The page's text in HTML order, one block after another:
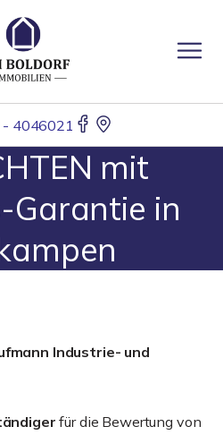
4046021
mit
Garantie in
Industrie- und
für die Bewertung von